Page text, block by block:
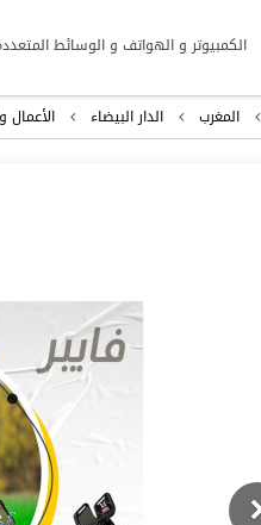
الكمبيوتر و الهواتف و الوسائط
المغرب الدار البيضاء اﻷعمال
Previous